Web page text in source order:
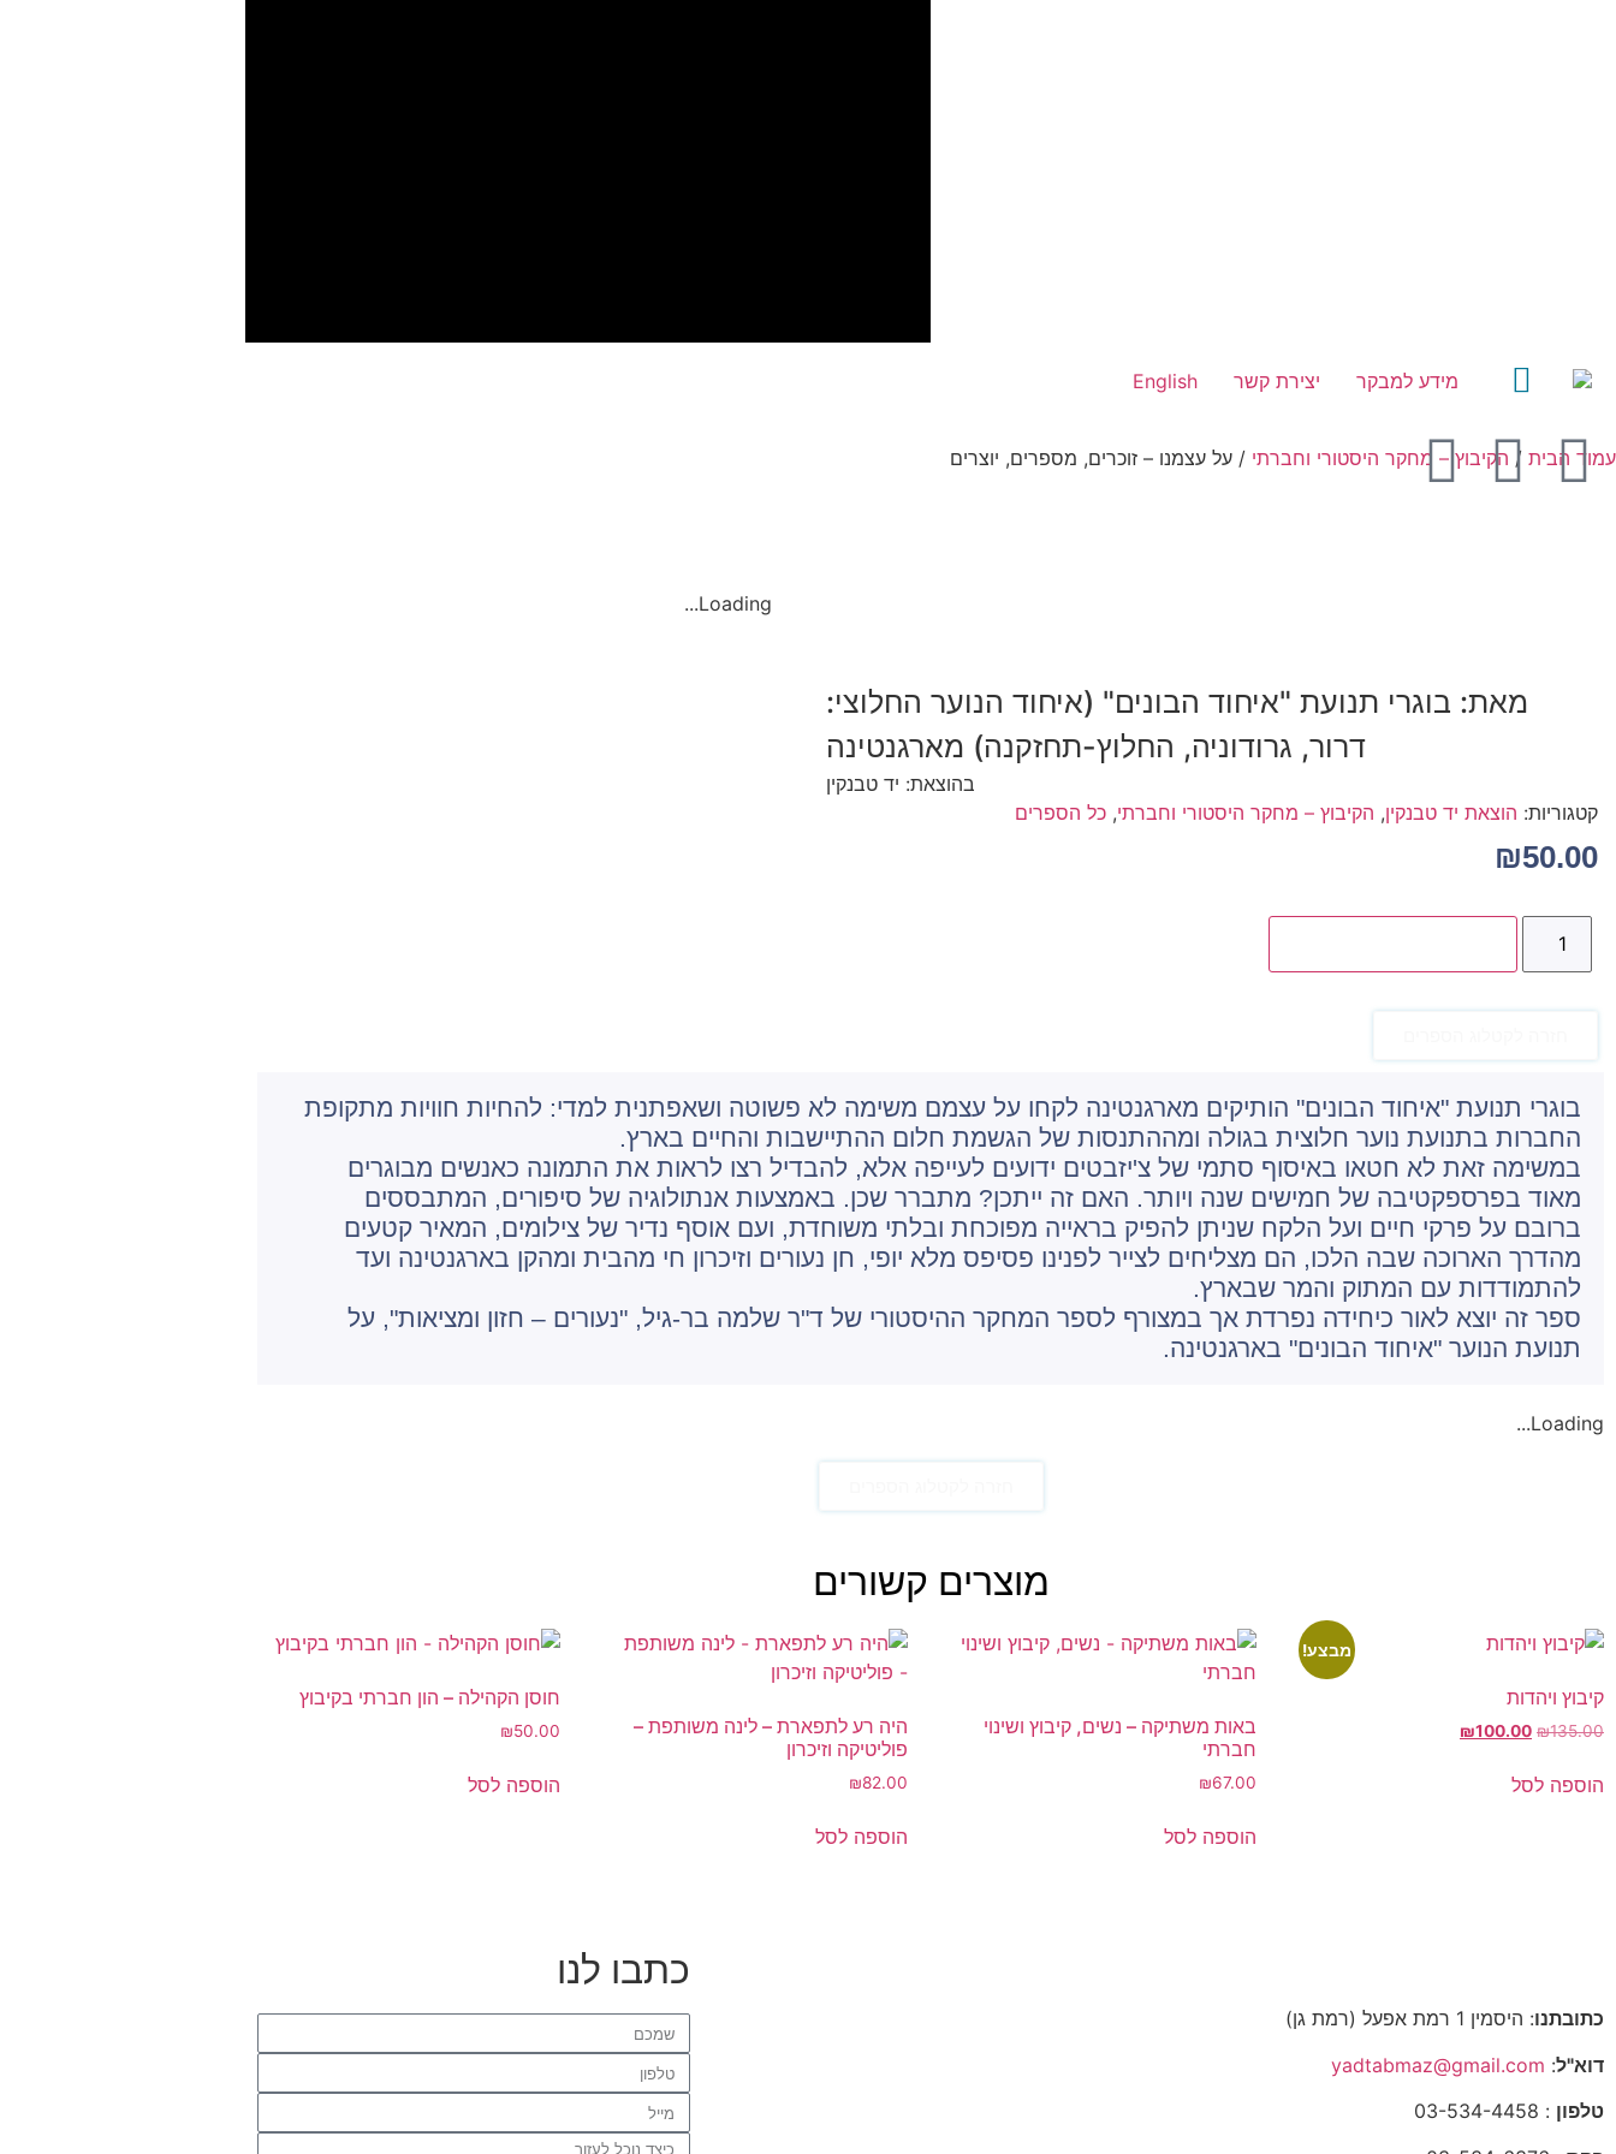
מידע למבקר יצירת קשר English
עמוד הבית / הקיבוץ – מחקר היסטורי וחברתי / על עצמנו – זוכרים, מספרים, יוצרים
מאת: בוגרי תנועת "איחוד הבונים" (איחוד הנוער החלוצי:
דרור, גרודוניה, החלוץ-תחזקנה) מארגנטינה
בהוצאת: יד טבנקין
קטגוריות: הוצאת יד טבנקין, הקיבוץ – מחקר היסטורי וחברתי, כל הספרים
₪50.00
Loading...
בוגרי תנועת "איחוד הבונים" הותיקים מארגנטינה לקחו על עצמם משימה לא פשוטה ושאפתנית למדי: להחיות חוויות מתקופת
החברות בתנועת נוער חלוצית בגולה ומההתנסות של הגשמת חלום ההתיישבות והחיים בארץ.
במשימה זאת לא חטאו באיסוף סתמי של צ'יזבטים ידועים לעייפה אלא, להבדיל רצו לראות את התמונה כאנשים מבוגרים
מאוד בפרספקטיבה של חמישים שנה ויותר. האם זה ייתכן? מתברר שכן. באמצעות אנתולוגיה של סיפורים, המתבססים
ברובם על פרקי חיים ועל הלקח שניתן להפיק בראייה מפוכחת ובלתי משוחדת, ועם אוסף נדיר של צילומים, המאיר קטעים
מהדרך הארוכה שבה הלכו, הם מצליחים לצייר לפנינו פסיפס מלא יופי, חן נעורים וזיכרון חי מהבית ומהקן בארגנטינה ועד
להתמודדות עם המתוק והמר שבארץ.
ספר זה יוצא לאור כיחידה נפרדת אך במצורף לספר המחקר ההיסטורי של ד"ר שלמה בר-גיל, "נעורים – חזון ומציאות", על
תנועת הנוער "איחוד הבונים" בארגנטינה.
Loading...
מוצרים קשורים
מבצע!
קיבוץ ויהדות
₪135.00
₪100.00
הוספה לסל
באות משתיקה – נשים, קיבוץ ושינוי
חברתי
₪67.00
הוספה לסל
היה רע לתפארת – לינה משותפת –
פוליטיקה וזיכרון
₪82.00
הוספה לסל
חוסן הקהילה – הון חברתי בקיבוץ
₪50.00
הוספה לסל
כתובתנו: היסמין 1 רמת אפעל (רמת גן)
דוא"ל:
טלפון : 03-534-4458
כתבו לנו